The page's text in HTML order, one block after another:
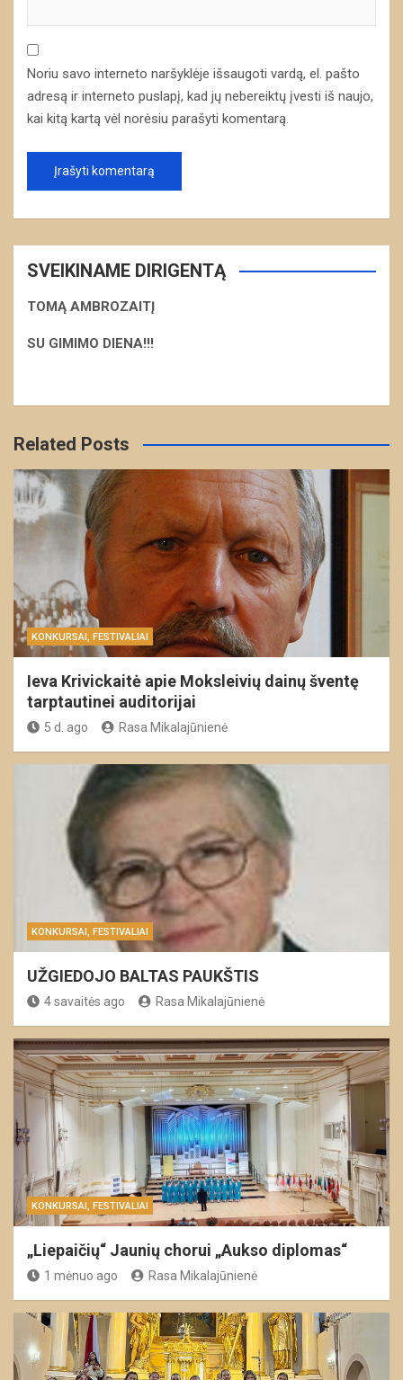
Noriu savo interneto naršyklėje išsaugoti vardą, el. pašto
adresą ir interneto puslapį, kad jų nebereiktų įvesti iš naujo,
kai kitą kartą vėl norėsiu parašyti komentarą.
SVEIKINAME DIRIGENTĄ
TOMĄ AMBROZAITĮ
SU GIMIMO DIENA!!!
Related Posts
KONKURSAI, FESTIVALIAI
Ieva Krivickaitė apie Moksleivių dainų šventę
tarptautinei auditorijai
5 d. ago Rasa Mikalajūnienė
KONKURSAI, FESTIVALIAI
UŽGIEDOJO BALTAS PAUKŠTIS
4 savaitės ago Rasa Mikalajūnienė
KONKURSAI, FESTIVALIAI
„Liepaičių“ Jaunių chorui „Aukso diplomas“
1 mėnuo ago Rasa Mikalajūnienė